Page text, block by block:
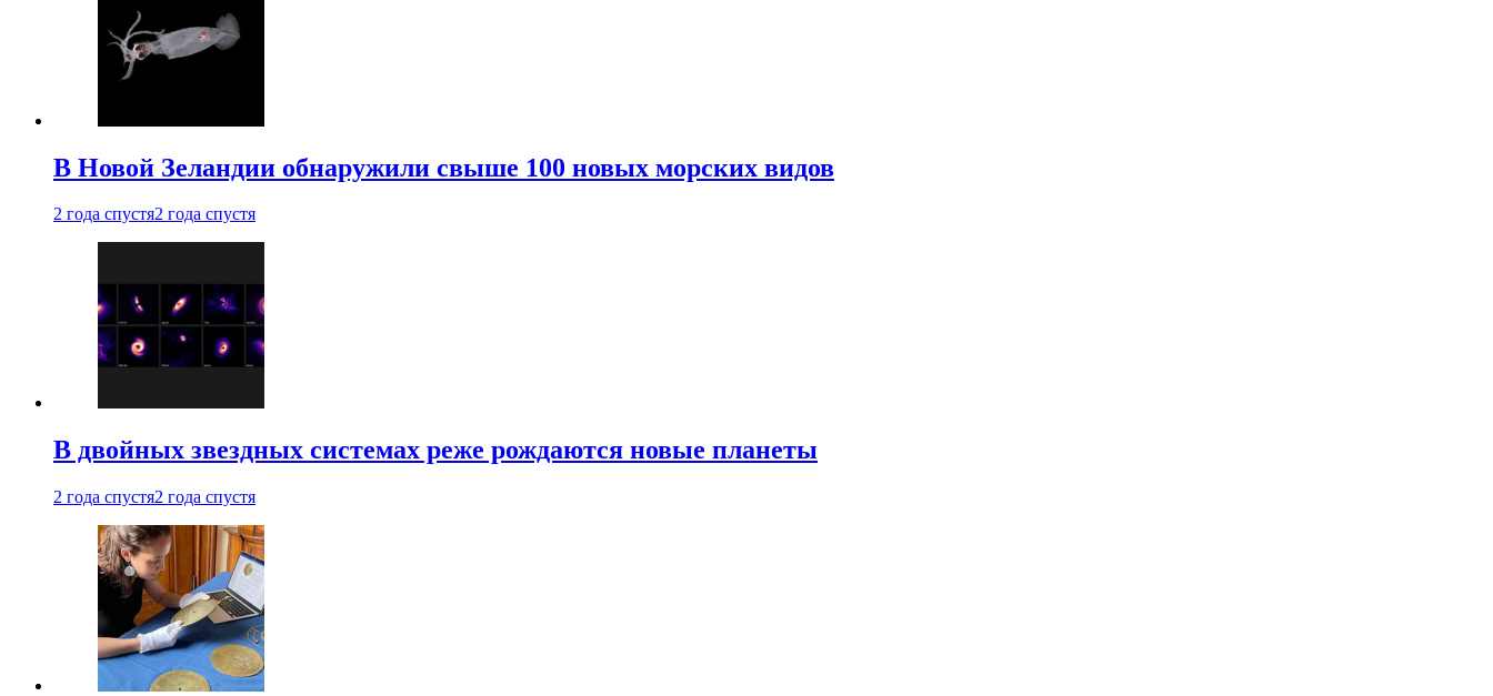
В Новой Зеландии обнаружили свыше 100 новых морских видов
2 года спустя2 года спустя
В двойных звездных системах реже рождаются новые планеты
2 года спустя2 года спустя